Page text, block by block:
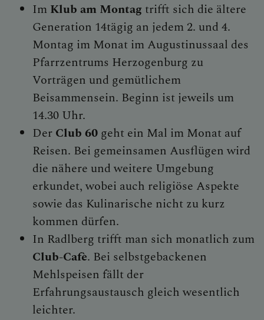
Im Klub am Montag trifft sich die ältere
Generation 14tägig an jedem 2. und 4.
Montag im Monat im Augustinussaal des
Pfarrzentrums Herzogenburg zu
Vorträgen und gemütlichem
Beisammensein. Beginn ist jeweils um
14.30 Uhr.
Der Club 60 geht ein Mal im Monat auf
Reisen. Bei gemeinsamen Ausflügen wird
die nähere und weitere Umgebung
erkundet, wobei auch religiöse Aspekte
sowie das Kulinarische nicht zu kurz
kommen dürfen.
In Radlberg trifft man sich monatlich zum
Club-Cafè. Bei selbstgebackenen
Mehlspeisen fällt der
Erfahrungsaustausch gleich wesentlich
leichter.